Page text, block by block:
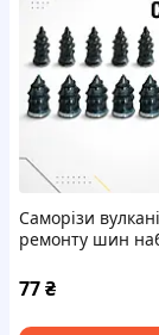
Саморізи
ремонту шин
два розміри
кейс 7,6x5,8x1,5
мото техніка вага
77₴